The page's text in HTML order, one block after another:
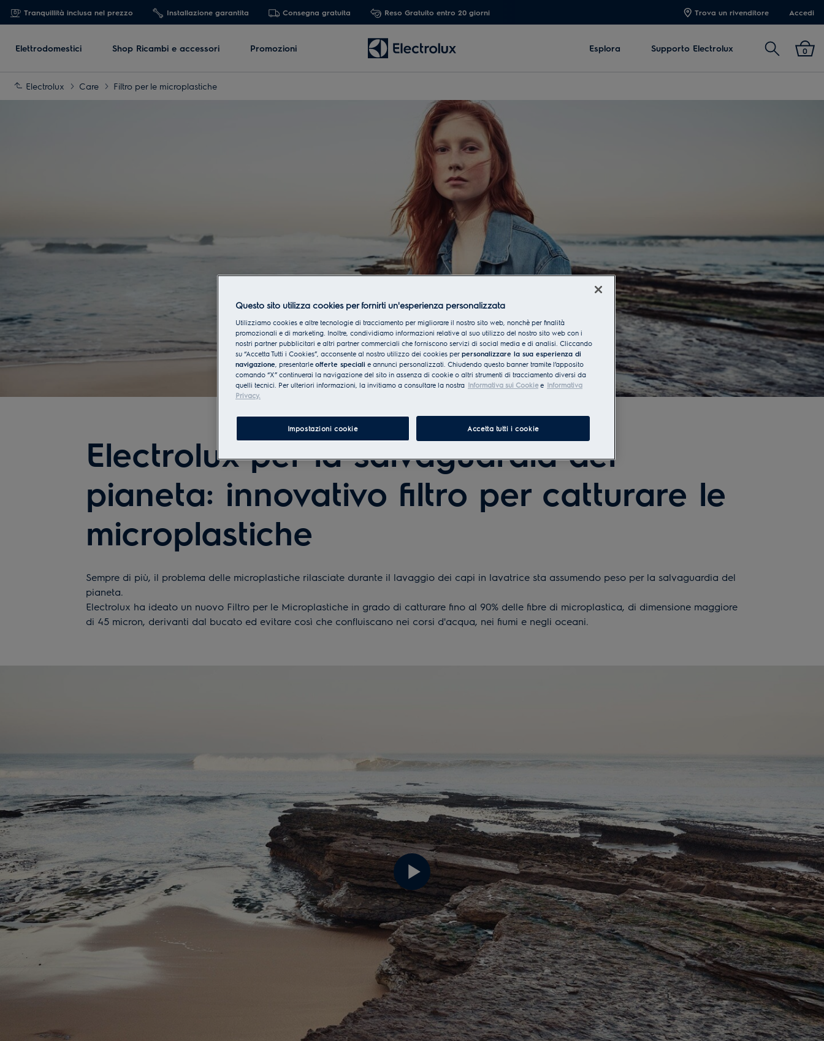
Tranquillità inclusa nel prezzo Installazione garantita Consegna gratuita Reso Gratuito entro 20 giorni Trova un rivenditore Accedi
Elettrodomestici Shop Ricambi e accessori Promozioni Esplora Supporto Electrolux Cerca 0
Electrolux Care Filtro per le microplastiche
Electrolux per la salvaguardia del
pianeta: innovativo filtro per catturare le
microplastiche
Sempre di più, il problema delle microplastiche rilasciate durante il lavaggio dei capi in lavatrice sta assumendo peso per la salvaguardia del
pianeta.
Electrolux ha ideato un nuovo Filtro per le Microplastiche in grado di catturare fino al 90% delle fibre di microplastica, di dimensione maggiore
di 45 micron, derivanti dal bucato ed evitare così che confluiscano nei corsi d'acqua, nei fiumi e negli oceani.
Questo sito utilizza cookies per fornirti un'esperienza personalizzata
Utilizziamo cookies e altre tecnologie di tracciamento per migliorare il nostro sito web, nonchè per finalità
promozionali e di marketing. Inoltre, condividiamo informazioni relative al suo utilizzo del nostro sito web con i
nostri partner pubblicitari e altri partner commerciali che forniscono servizi di social media e di analisi. Cliccando
su “Accetta Tutti i Cookies”, acconsente al nostro utilizzo dei cookies per personalizzare la sua esperienza di
navigazione, presentarle offerte speciali e annunci personalizzati. Chiudendo questo banner tramite l’apposito
comando “X” continuerai la navigazione del sito in assenza di cookie o altri strumenti di tracciamento diversi da
quelli tecnici. Per ulteriori informazioni, la invitiamo a consultare la nostra Informativa sui Cookiee Informativa
Privacy.
Impostazioni cookie Accetta tutti i cookie